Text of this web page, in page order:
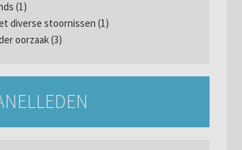
(1)
diverse stoornissen (1)
oorzaak (3)